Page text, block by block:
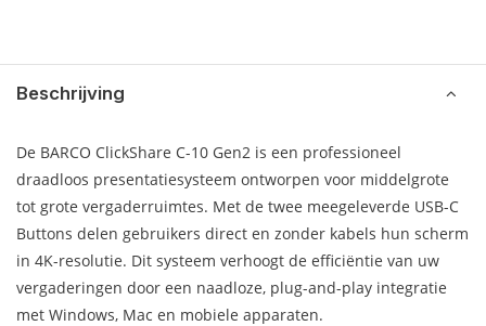
Beschrijving
De BARCO ClickShare C-10 Gen2 is een professioneel
draadloos presentatiesysteem ontworpen voor middelgrote
tot grote vergaderruimtes. Met de twee meegeleverde USB-C
Buttons delen gebruikers direct en zonder kabels hun scherm
in 4K-resolutie. Dit systeem verhoogt de efficiëntie van uw
vergaderingen door een naadloze, plug-and-play integratie
met Windows, Mac en mobiele apparaten.